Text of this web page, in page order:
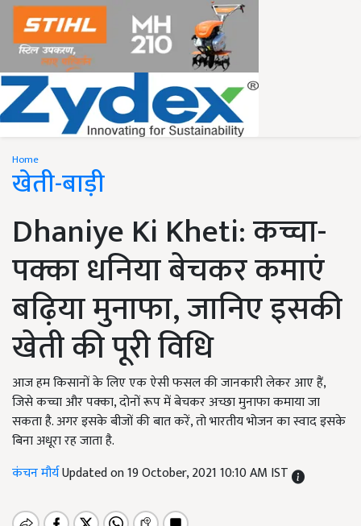
Home
खेती-बाड़ी
Dhaniye Ki Kheti: कच्चा-
पक्का धनिया बेचकर कमाएं
बढ़िया मुनाफा, जानिए इसकी
खेती की पूरी विधि
आज हम किसानों के लिए एक ऐसी फसल की जानकारी लेकर आए हैं,
जिसे कच्चा और पक्का, दोनों रूप में बेचकर अच्छा मुनाफा कमाया जा
सकता है. अगर इसके बीजों की बात करें, तो भारतीय भोजन का स्वाद इसके
बिना अधूरा रह जाता है.
कंचन मौर्यUpdated on 19 October, 2021 10:10 AM IST